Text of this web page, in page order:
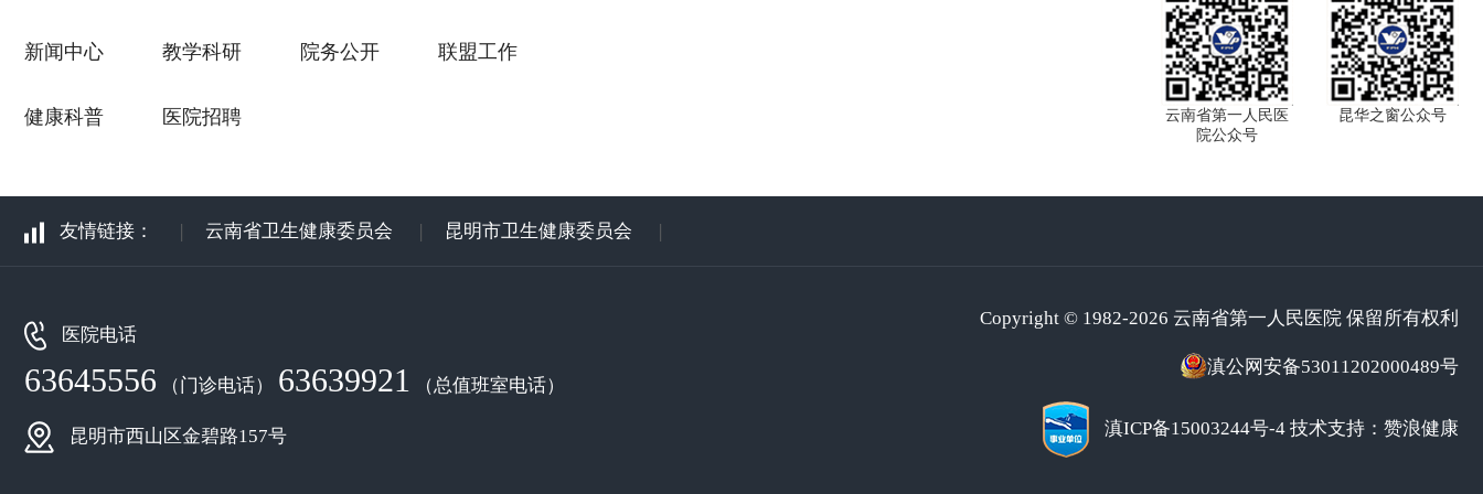
新闻中心 教学科研 院务公开 联盟工作
健康科普 医院招聘
云南省第一人民医
院公众号
昆华之窗公众号
友情链接： | 云南省卫生健康委员会 | 昆明市卫生健康委员会 |
医院电话
63645556 （门诊电话） 63639921 （总值班室电话）
昆明市西山区金碧路157号
Copyright © 1982-2026 云南省第一人民医院 保留所有权利
滇公网安备53011202000489号
滇ICP备15003244号-4 技术支持：赞浪健康